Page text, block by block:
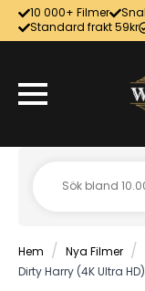
10 000+ Filmer
Standard frakt 59kr
Hem Nya Filmer
Dirty Harry (4K Ultra HD)